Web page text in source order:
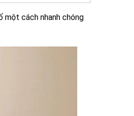
một cách nhanh chóng